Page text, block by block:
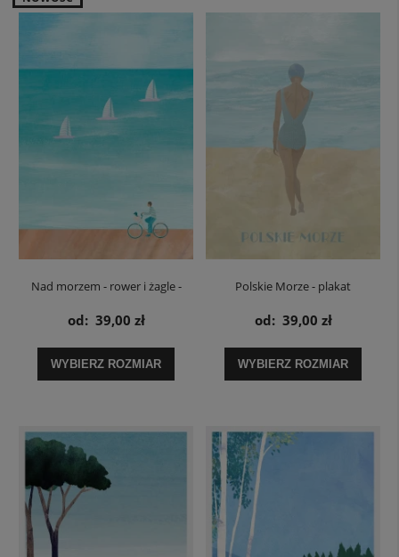
Nad morzem - rower i żagle -
plakat
od: 39,00 zł
WYBIERZ ROZMIAR
Polskie Morze - plakat
od: 39,00 zł
WYBIERZ ROZMIAR